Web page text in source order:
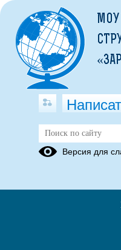
Звездопад
Звездопад
Есения
Версия для